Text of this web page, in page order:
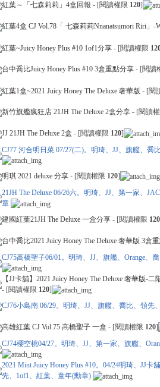
紅葉～「七森莉莉」4盒回報 - [閱讀權限 120]
紅葉4盒 CJ Vol.78「 七森莉莉Nnanatsumori Riri」-
紅葉~Juicy Honey Plus #10 1of1分享 - [閱讀權限
台中喬比Juicy Honey Plus #10 3盒重點分享 - [閱讀
紅葉1盒~2021 Juicy Honey The Deluxe 奢華版 - [閱
新竹旗艦瘋狂店 21JH The Deluxe 2盒分享 - [閱讀
JJ 21JH The Deluxe 2盒 - [閱讀權限 120]
CJ77 河合明日菜 07/27(二)。明琦、JJ、旗艦、喬
明琪 2021 deluxe 分享 - [閱讀權限 120]
21JH The Deluxe 06/26六。明琦、JJ、第一家、
章
建國紅葉21JH The Deluxe 一盒分享 - [閱讀權限 120
台中喬比2021 Juicy Honey The Deluxe 奢華版 3盒
CJ75高橋聖子06/01。明琦、JJ、旗艦、Orange、
【JJ卡舖】2021 Juicy Honey The Deluxe 奢華版
- [閱讀權限 120]
CJ76小島南 06/29。明琦、JJ、旗艦、喬比、領先
高雄紅葉 CJ Vol.75 高橋聖子 一盒 - [閱讀權限 120]
CJ74櫻空桃04/27。明琦、JJ、第一家、旗艦、
2021 Mint Juicy Honey Plus #10。04/24明琦、JJ
先、1of1、紅葉、童年(勳章)